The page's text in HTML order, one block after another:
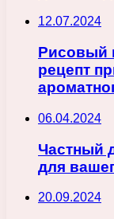
12.07.2024
Рисовый
рецепт
06.04.2024
Частный
для
20.09.2024